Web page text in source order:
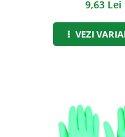
9,63 Lei
VEZI